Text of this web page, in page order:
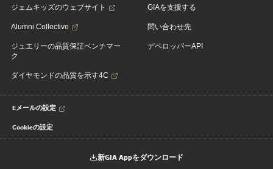
ジェムキッズのウェブサイト
Alumni Collective
ジュエリーの品質保証ベンチマー
ク
ダイヤモンドの品質を示す4C
GIAを支援する
問い合わせ先
デベロッパーAPI
Eメールの設定
Cookieの設定
新GIA Appをダウンロード